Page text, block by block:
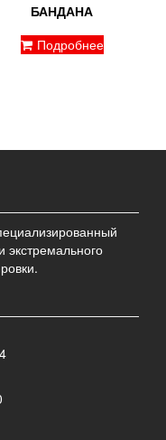
БАНДАНА
Подробнее
экстремального